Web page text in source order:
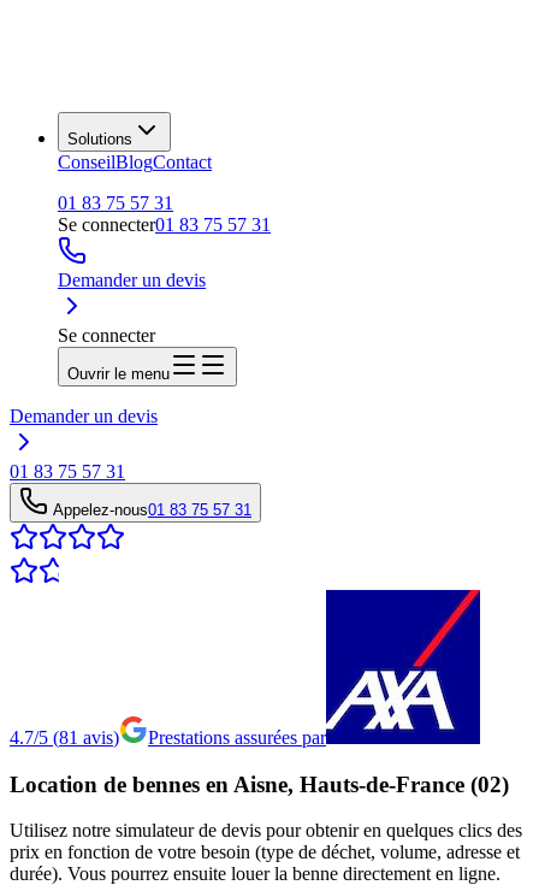
Solutions
ConseilBlogContact
01 83 75 57 31
Se connecter01 83 75 57 31
Demander un devis
Se connecter
Ouvrir le menu
Demander un devis
01 83 75 57 31
Appelez-nous01 83 75 57 31
4.7/5 (81 avis) Prestations assurées par
Location de bennes en Aisne, Hauts-de-France (02)
Utilisez notre simulateur de devis pour obtenir en quelques clics des
prix en fonction de votre besoin (type de déchet, volume, adresse et
durée). Vous pourrez ensuite louer la benne directement en ligne.